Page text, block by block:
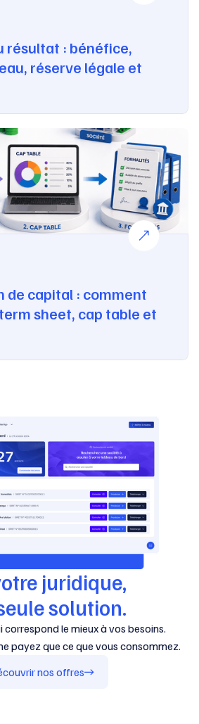
résultat : bénéfice,
réserve légale et
de capital : comment
sheet, cap table et
juridique,
solution.
le mieux à vos besoins.
payez que ce que vous consommez.
nos offres